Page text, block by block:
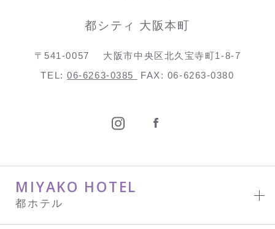
都シティ 大阪本町
〒541-0057
大阪市中央区北久宝寺町1-8-7
TEL:06-6263-0385 FAX: 06-6263-0380
MIYAKO HOTEL
都ホテル